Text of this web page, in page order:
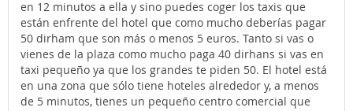
en 12 minutos a ella y sino puedes coger los taxis que
están enfrente del hotel que como mucho deberías pagar
50 dirham que son más o menos 5 euros. Tanto si vas o
vienes de la plaza como mucho paga 40 dirhans si vas en
taxi pequeño ya que los grandes te piden 50. El hotel está
en una zona que sólo tiene hoteles alrededor y, a menos
de 5 minutos, tienes un pequeño centro comercial que